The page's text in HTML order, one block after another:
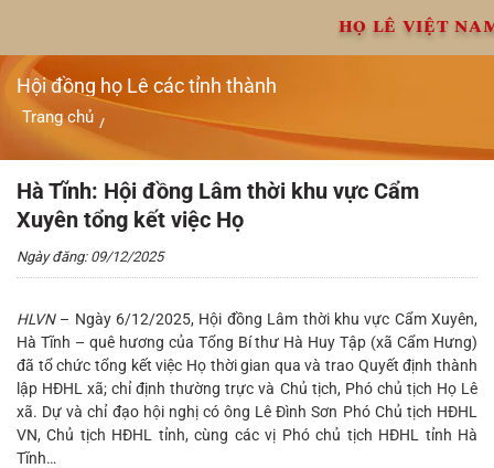
nội
dung
HỌ LÊ VIỆT
Hội đồng họ Lê các tỉnh thành
Trang chủ /
Hà Tĩnh: Hội đồng Lâm thời khu vực Cẩm Xuyên tổng kết việc
Họ
Hà Tĩnh: Hội đồng Lâm thời khu vực Cẩm
Xuyên tổng kết việc Họ
Ngày đăng: 09/12/2025
HLVN – Ngày 6/12/2025, Hội đồng Lâm thời khu vực Cẩm Xuyên,
Hà Tĩnh – quê hương của Tổng Bí thư Hà Huy Tập (xã Cẩm Hưng)
đã tổ chức tổng kết việc Họ thời gian qua và trao Quyết định thành
lập HĐHL xã; chỉ định thường trực và Chủ tịch, Phó chủ tịch Họ Lê
xã. Dự và chỉ đạo hội nghị có ông Lê Đình Sơn Phó Chủ tịch HĐHL
VN, Chủ tịch HĐHL tỉnh, cùng các vị Phó chủ tịch HĐHL tỉnh Hà
Tĩnh…